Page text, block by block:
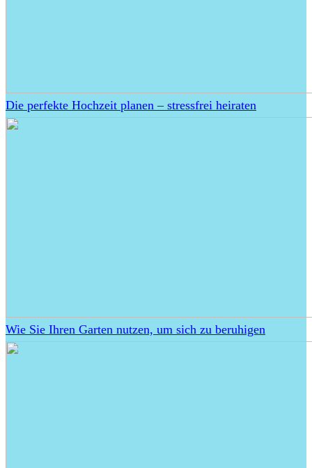
Die perfekte Hochzeit planen – stressfrei heiraten
Wie Sie Ihren Garten nutzen, um sich zu beruhigen